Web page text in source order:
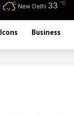
New Delhi 33 ℃
Icons Business